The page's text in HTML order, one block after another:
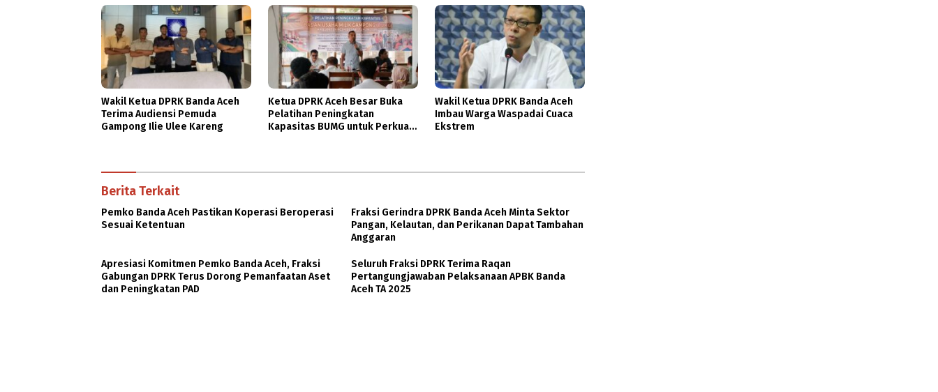
Wakil Ketua DPRK Banda Aceh
Terima Audiensi Pemuda
Gampong Ilie Ulee Kareng
Ketua DPRK Aceh Besar Buka
Pelatihan Peningkatan
Kapasitas BUMG untuk Perkuat
Wakil Ketua DPRK Banda Aceh
Imbau Warga Waspadai Cuaca
Ekstrem
Berita Terkait
Pemko Banda Aceh Pastikan Koperasi Beroperasi
Sesuai Ketentuan
Fraksi Gerindra DPRK Banda Aceh Minta Sektor
Pangan, Kelautan, dan Perikanan Dapat Tambahan
Anggaran
Apresiasi Komitmen Pemko Banda Aceh, Fraksi
Gabungan DPRK Terus Dorong Pemanfaatan Aset
dan Peningkatan PAD
Seluruh Fraksi DPRK Terima Raqan
Pertangungjawaban Pelaksanaan APBK Banda
Aceh TA 2025